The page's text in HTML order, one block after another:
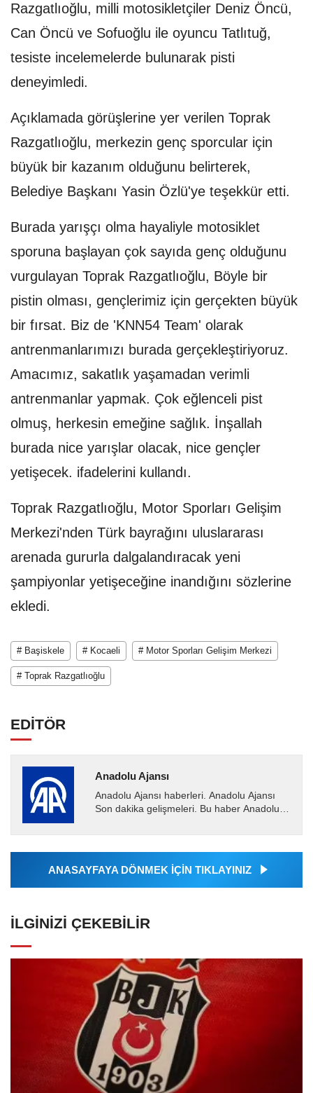
Razgatlıoğlu, milli motosikletçiler Deniz Öncü,
Can Öncü ve Sofuoğlu ile oyuncu Tatlıtuğ,
tesiste incelemelerde bulunarak pisti
deneyimledi.
Açıklamada görüşlerine yer verilen Toprak
Razgatlıoğlu, merkezin genç sporcular için
büyük bir kazanım olduğunu belirterek,
Belediye Başkanı Yasin Özlü'ye teşekkür etti.
Burada yarışçı olma hayaliyle motosiklet
sporuna başlayan çok sayıda genç olduğunu
vurgulayan Toprak Razgatlıoğlu, Böyle bir
pistin olması, gençlerimiz için gerçekten büyük
bir fırsat. Biz de 'KNN54 Team' olarak
antrenmanlarımızı burada gerçekleştiriyoruz.
Amacımız, sakatlık yaşamadan verimli
antrenmanlar yapmak. Çok eğlenceli pist
olmuş, herkesin emeğine sağlık. İnşallah
burada nice yarışlar olacak, nice gençler
yetişecek. ifadelerini kullandı.
Toprak Razgatlıoğlu, Motor Sporları Gelişim
Merkezi'nden Türk bayrağını uluslararası
arenada gururla dalgalandıracak yeni
şampiyonlar yetişeceğine inandığını sözlerine
ekledi.
# Başiskele # Kocaeli # Motor Sporları Gelişim Merkezi
# Toprak Razgatlıoğlu
EDİTÖR
Anadolu Ajansı
Anadolu Ajansı haberleri. Anadolu Ajansı
Son dakika gelişmeleri. Bu haber Anadolu
Ajansı tarafından...
ANASAYFAYA DÖNMEK İÇİN TIKLAYINIZ
İLGINIZI ÇEKEBILIR